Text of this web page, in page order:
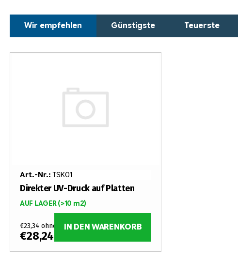
r
e
Wir empfehlen Günstigste Teuerste
P
o
Direkter UV-Druck auf Platten
AUF LAGER(>10 m2)
€23,34 ohne MwSt.
€28,24
IN DEN WARENKORB
Art.-Nr.: TSK01